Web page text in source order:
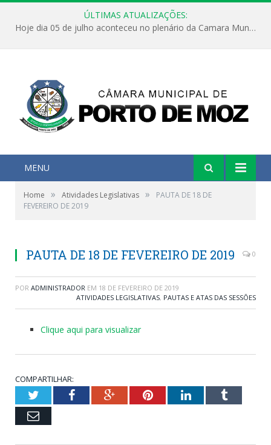
ÚLTIMAS ATUALIZAÇÕES:
Hoje dia 05 de julho aconteceu no plenário da Camara Municipal de Porto de Moz a Sessão Solene de Abertura dos Trabalhos Legislativos 2º Período da 23ª Legislatura
MENU
Home » Atividades Legislativas »
PAUTA DE 18 DE
FEVEREIRO DE 2019
PAUTA DE 18 DE FEVEREIRO DE 2019 0
POR ADMINISTRADOR EM 18 DE FEVEREIRO DE 2019
ATIVIDADES LEGISLATIVAS, PAUTAS E ATAS DAS SESSÕES
Clique aqui para visualizar
COMPARTILHAR:
TwitterFacebookGoogle+PinterestLinkedInTumblr
Email